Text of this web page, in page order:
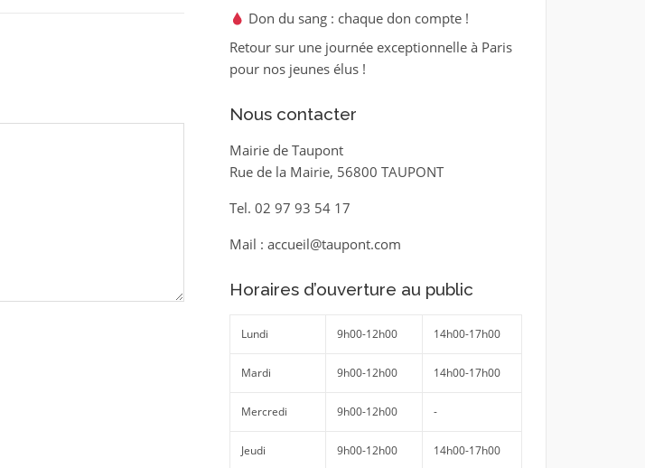
Don du sang : chaque don compte !
Retour sur une journée exceptionnelle à Paris
pour nos jeunes élus !
Nous contacter
Mairie de Taupont
Rue de la Mairie, 56800 TAUPONT
Tel. 02 97 93 54 17
Mail : accueil@taupont.com
Horaires d’ouverture au public
Lundi 9h00-12h00 14h00-17h00
Mardi 9h00-12h00 14h00-17h00
Mercredi 9h00-12h00 -
Jeudi 9h00-12h00 14h00-17h00